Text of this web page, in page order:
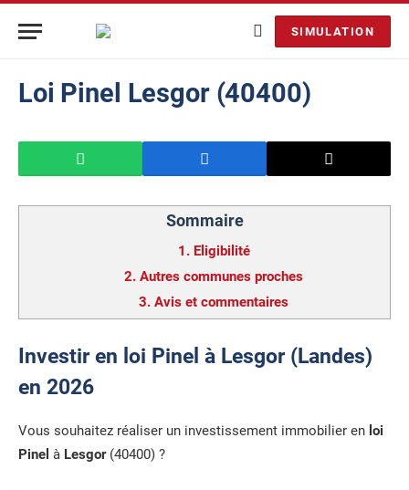
SIMULATION
Loi Pinel Lesgor (40400)
Sommaire
1. Eligibilité
2. Autres communes proches
3. Avis et commentaires
Investir en loi Pinel à Lesgor (Landes)
en 2026
Vous souhaitez réaliser un investissement immobilier en loi
Pinel à Lesgor(40400) ?